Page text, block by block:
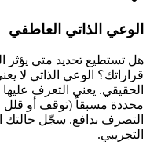
الوعي الذاتي العاطفي
هل تستطيع تحديد متى يؤثر
قراراتك؟ الوعي الذاتي لا
الحقيقي. يعني التعرف
محددة مسبقاً (توقف أو قلل
التصرف بدافع. سجّل حالتك
التجريبي.